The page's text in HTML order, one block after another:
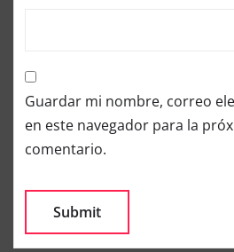
Guardar mi nombre, correo
en este navegador para la
comentario.